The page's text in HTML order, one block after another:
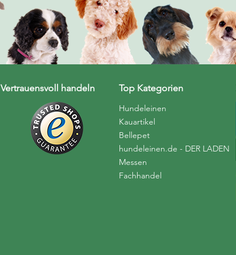
Vertrauensvoll handeln Top Kategorien
Hundeleinen
Kauartikel
Bellepet
hundeleinen.de - DER LADEN
Messen
Fachhandel